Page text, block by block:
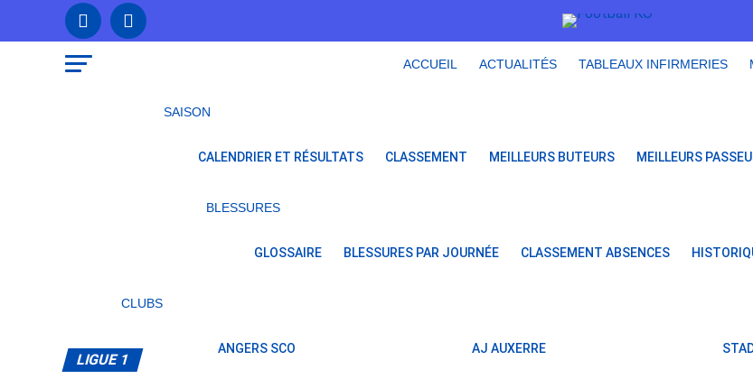
ACCUEIL ACTUALITÉS TABLEAUX INFIRMERIES
SAISON
CALENDRIER ET RÉSULTATS CLASSEMENT MEILLEURS BUTEURS MEILLEURS
BLESSURES
GLOSSAIRE BLESSURES PAR JOURNÉE CLASSEMENT ABSENCES
CLUBS
ANGERS SCO AJ AUXERRE
LIGUE 1